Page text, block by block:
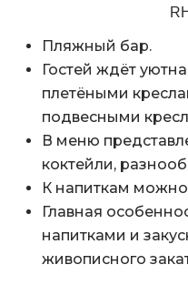
Пляжный бар.
Гостей ждёт
плетёными
подвесными
В меню
коктейли,
К напиткам можно
Главная
напитками и
живописного